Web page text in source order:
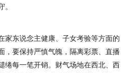
家东说念主健康、子女考验等方面的
，要保持严慎气魄，隔离彩票、直播
绻每一笔开销。财气场地在西北、西